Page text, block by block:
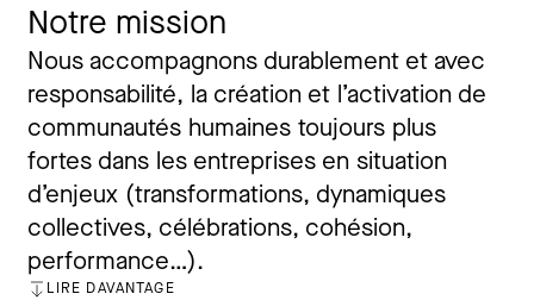
Notre mission
Nous accompagnons durablement et avec
responsabilité, la création et l’activation de
communautés humaines toujours plus
fortes dans les entreprises en situation
d’enjeux (transformations, dynamiques
collectives, célébrations, cohésion,
performance…).
LIRE DAVANTAGE